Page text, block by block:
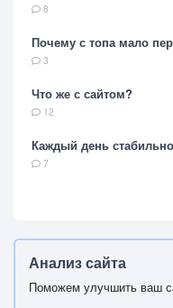
8
Почему с топа мало
3
Что же с сайтом?
12
Каждый день
7
Анализ сайта
Поможем улучшить ваш